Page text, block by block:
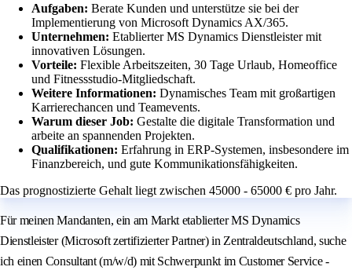
Aufgaben: Berate Kunden und unterstütze sie bei der
Implementierung von Microsoft Dynamics AX/365.
Unternehmen: Etablierter MS Dynamics Dienstleister mit
innovativen Lösungen.
Vorteile: Flexible Arbeitszeiten, 30 Tage Urlaub, Homeoffice
und Fitnessstudio-Mitgliedschaft.
Weitere Informationen: Dynamisches Team mit großartigen
Karrierechancen und Teamevents.
Warum dieser Job: Gestalte die digitale Transformation und
arbeite an spannenden Projekten.
Qualifikationen: Erfahrung in ERP-Systemen, insbesondere im
Finanzbereich, und gute Kommunikationsfähigkeiten.
Das prognostizierte Gehalt liegt zwischen 45000 - 65000 € pro Jahr.
Für meinen Mandanten, ein am Markt etablierter MS Dynamics
Dienstleister (Microsoft zertifizierter Partner) in Zentraldeutschland, suche
ich einen Consultant (m/w/d) mit Schwerpunkt im Customer Service -